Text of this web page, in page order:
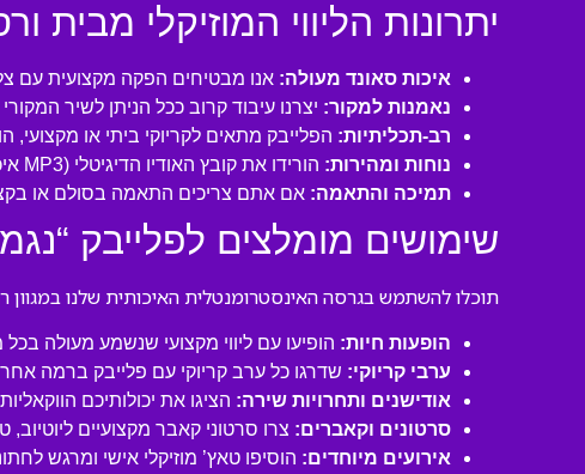
יתרונות הליווי המוזיקלי מבית
איכות סאונד מעולה: אנו מבטיחים הפקה מקצועית עם
נאמנות למקור: יצרנו עיבוד קרוב ככל הניתן לשיר
רב-תכליתיות: הפלייבק מתאים לקריוקי ביתי או מקצועי,
נוחות ומהירות: הורידו את קובץ האודיו הדיגיטלי (MP3 איכותי) ישירות למחשב או לנייד שלכם והתחילו לשיר תוך דקות!
תמיכה והתאמה: אם אתם צריכים התאמה בסולם או
שימושים מומלצים לפלייבק
תוכלו להשתמש בגרסה האינסטרומנטלית האיכותית שלנו במגוון
הופעות חיות: הופיעו עם ליווי מקצועי שנשמע מעולה
ערבי קריוקי: שדרגו כל ערב קריוקי עם פלייבק ברמה
אודישנים ותחרויות שירה: הציגו את יכולותיכם
סרטונים וקאברים: צרו סרטוני קאבר מקצועיים
אירועים מיוחדים: הוסיפו טאץ’ מוזיקלי אישי ומרגש